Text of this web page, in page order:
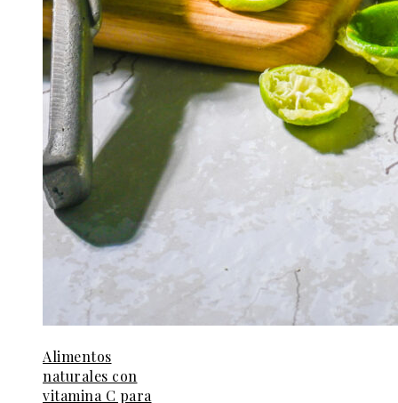
Alimentos
naturales con
vitamina C para